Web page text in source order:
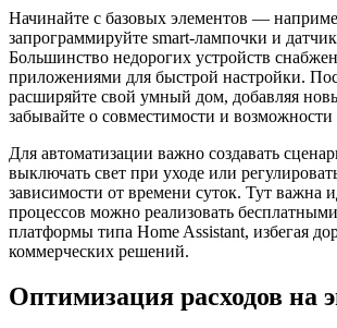
Начинайте с базовых элементов —
запрограммируйте smart-лампочки и
Большинство недорогих устройств
приложениями для быстрой настройки.
расширяйте свой умный дом, добавляя
забывайте о совместимости и
Для автоматизации важно создавать
выключать свет при уходе или
зависимости от времени суток. Тут важна
процессов можно реализовать
платформы типа Home Assistant, избегая
коммерческих решений.
Оптимизация расходов на